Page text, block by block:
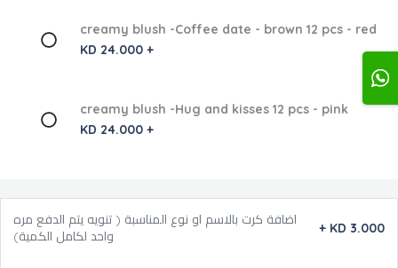
creamy blush -Coffee date - brown 12 pcs - red
KD 24.000 +
creamy blush -Hug and kisses 12 pcs - pink
KD 24.000 +
اضافة كرت بالاسم او نوع المناسبة ( تنويه يتم الدفع مره
واحد لكامل الكمية)
+ KD 3.000